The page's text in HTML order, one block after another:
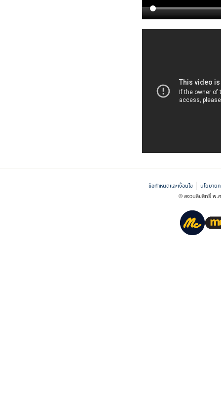
ข้อกำหนดและเงื่อนไข
นโยบาย
© สงวนลิขสิทธิ์ พ.